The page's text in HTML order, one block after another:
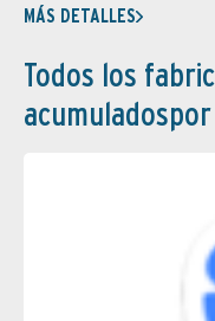
MÁS DETALLES
Todos los